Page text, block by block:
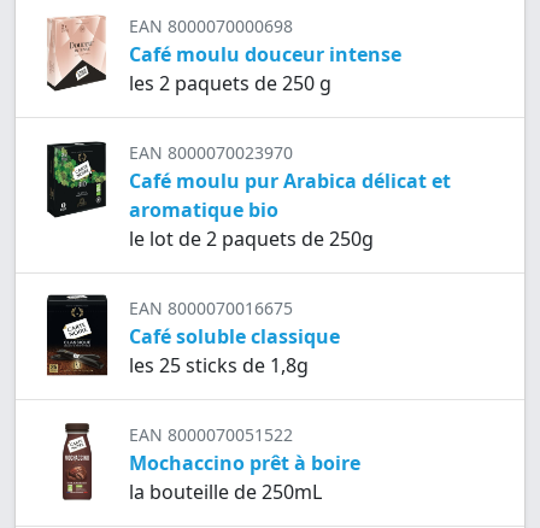
EAN 8000070000698
Café moulu douceur intense
les 2 paquets de 250 g
EAN 8000070023970
Café moulu pur Arabica délicat et
aromatique bio
le lot de 2 paquets de 250g
EAN 8000070016675
Café soluble classique
les 25 sticks de 1,8g
EAN 8000070051522
Mochaccino prêt à boire
la bouteille de 250mL